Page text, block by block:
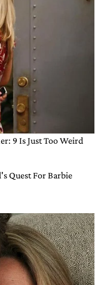
al gobierno y a
y Grabois. a seguir
COMPARTIR
MARCAR
COMO
INAPROPIADO